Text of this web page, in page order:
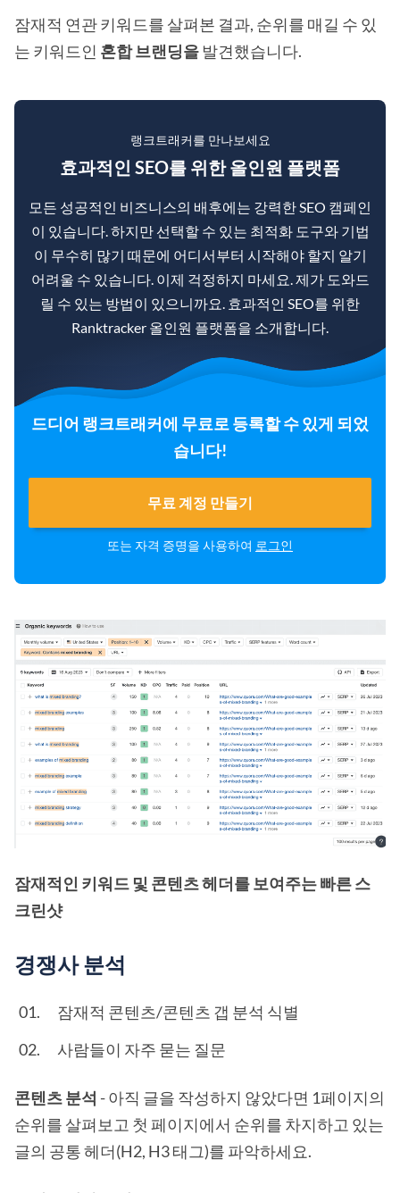
잠재적 연관 키워드를 살펴본 결과, 순위를 매길 수 있
는 키워드인 혼합 브랜딩을 발견했습니다.
랭크트래커를 만나보세요
효과적인 SEO를 위한 올인원 플랫폼
모든 성공적인 비즈니스의 배후에는 강력한 SEO 캠페인
이 있습니다. 하지만 선택할 수 있는 최적화 도구와 기법
이 무수히 많기 때문에 어디서부터 시작해야 할지 알기
어려울 수 있습니다. 이제 걱정하지 마세요. 제가 도와드
릴 수 있는 방법이 있으니까요. 효과적인 SEO를 위한
Ranktracker 올인원 플랫폼을 소개합니다.
드디어 랭크트래커에 무료로 등록할 수 있게 되었
습니다!
무료 계정 만들기
또는 자격 증명을 사용하여 로그인
잠재적인 키워드 및 콘텐츠 헤더를 보여주는 빠른 스
크린샷
경쟁사 분석
잠재적 콘텐츠/콘텐츠 갭 분석 식별
사람들이 자주 묻는 질문
콘텐츠 분석 - 아직 글을 작성하지 않았다면 1페이지의
순위를 살펴보고 첫 페이지에서 순위를 차지하고 있는
글의 공통 헤더(H2, H3 태그)를 파악하세요.